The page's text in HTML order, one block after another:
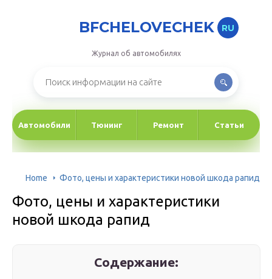
BFCHELOVECHEK RU
Журнал об автомобилях
Автомобили Тюнинг Ремонт Статьи
Home Фото, цены и характеристики новой шкода рапид
Фото, цены и характеристики
новой шкода рапид
Содержание: